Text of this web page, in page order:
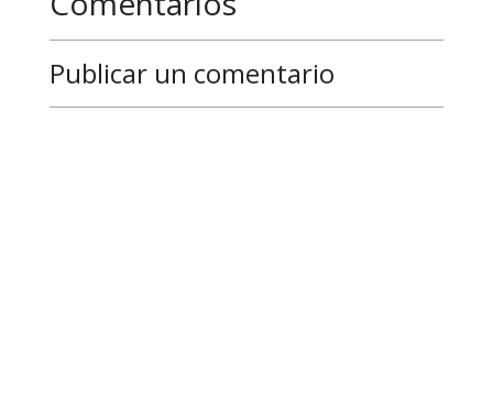
Publicar un comentario